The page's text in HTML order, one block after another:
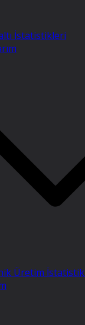
İstatistikleri
Üretim